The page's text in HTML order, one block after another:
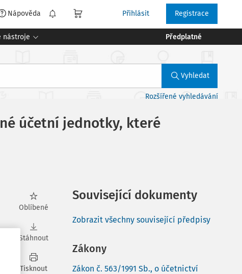
Nápověda Přihlásit Registrace
nástroje Předplatné
Vyhledat
Rozšířené vyhledávání
účetní jednotky, které
Oblíbené
Stáhnout
Tisknout
Související dokumenty
Zobrazit všechny související předpisy
Zákony
Zákon č. 563/1991 Sb., o účetnictví